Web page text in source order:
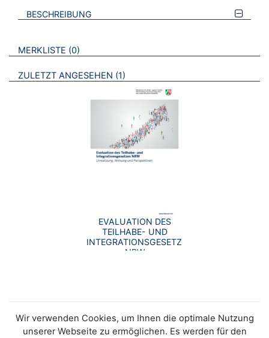
BESCHREIBUNG
VERWEISE AUF VERMERKTE- ODER ZULETZT ANGESEHENE
MERKLISTE 0 BROSCHÜREN
ZULETZT ANGESEHEN 1 BROSCHÜREN
EVALUATION DES
TEILHABE- UND
INTEGRATIONSGESETZES
NRW
Wir verwenden Cookies, um Ihnen die optimale Nutzung
unserer Webseite zu ermöglichen. Es werden für den